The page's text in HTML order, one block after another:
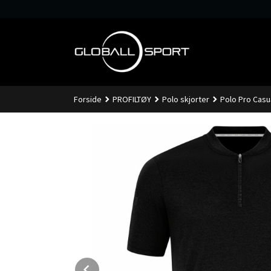
Forside PROFILTØY Polo skjorter Polo Pro